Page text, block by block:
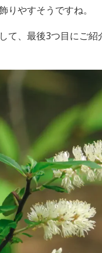
やすそうですね。
て、最後3つ目にご